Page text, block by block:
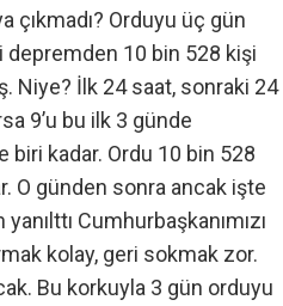
Orduyu üç gün
depremden 10 bin 528 kişi
Niye? İlk 24 saat, sonraki 24
9’u bu ilk 3 günde
biri kadar. Ordu 10 bin 528
O günden sonra ancak işte
Cumhurbaşkanımızı
kolay, geri sokmak zor.
Bu korkuyla 3 gün orduyu